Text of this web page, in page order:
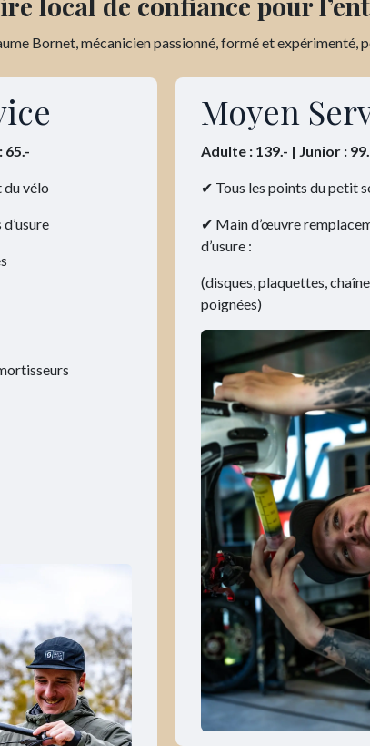
Bornet, mécanicien passionné, formé et expérimenté,
65.-
vélo
Moyen
Adulte : 139.- | Junior :
✔ Tous les points du petit
✔ Main d’œuvre
d’usure :
(disques, plaquettes,
poignées)